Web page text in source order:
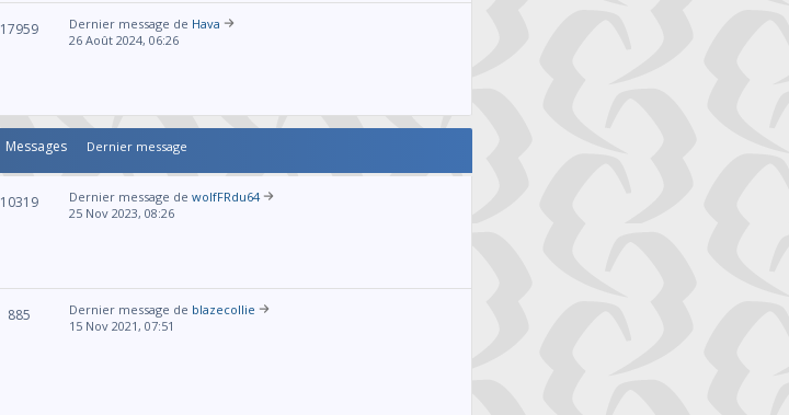
17959 Dernier message de Hava
26 Août 2024, 06:26
Messages Dernier message
10319 Dernier message de wolfFRdu64
25 Nov 2023, 08:26
885 Dernier message de blazecollie
15 Nov 2021, 07:51